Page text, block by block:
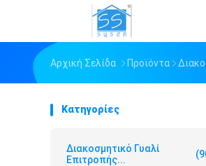
Αρχική Σελίδα Προϊόντα
Κατηγορίες
Διακοσμητικό Γυαλί
Επιτροπής...